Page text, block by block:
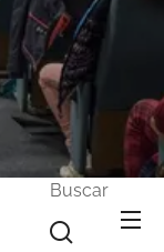
Buscar